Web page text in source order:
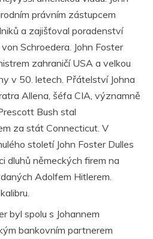
právním zástupcem
a zajišťoval poradenství
Schroedera. John Foster
zahraničí USA a velkou
v 50. letech. Přátelství Johna
Allena, šéfa CIA, významně
Bush stal
za stát Connecticut. V
století John Foster Dulles
dluhů německých firem na
Adolfem Hitlerem.
byl spolu s Johannem
bankovním partnerem